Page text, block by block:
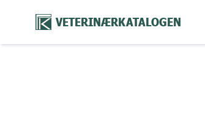
VETERINÆRKATALOGEN